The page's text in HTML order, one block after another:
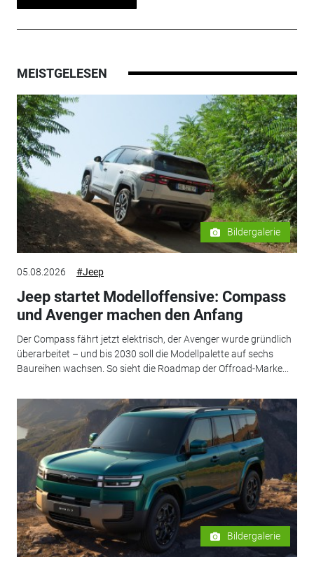
MEISTGELESEN
Bildergalerie
05.08.2026 #Jeep
Jeep startet Modelloffensive: Compass
und Avenger machen den Anfang
Der Compass fährt jetzt elektrisch, der Avenger wurde gründlich
überarbeitet – und bis 2030 soll die Modellpalette auf sechs
Baureihen wachsen. So sieht die Roadmap der Offroad-Marke...
Bildergalerie